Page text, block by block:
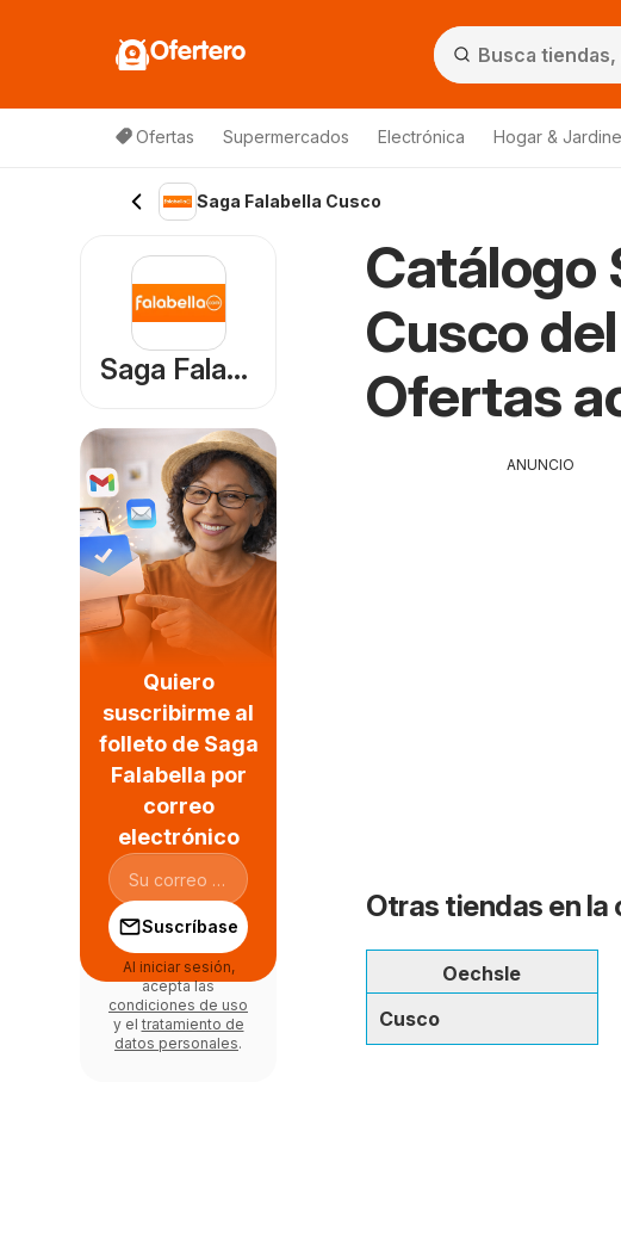
Ofertero
Ofertas Supermercados Electrónica Hogar &
Saga Falabella Cusco
Catálogo
Cusco
Ofertas
ANUNCIO
Otras tiendas en la
Oechsle
Cusco
Saga Falabella
Quiero
suscribirme al
folleto de Saga
Falabella por
correo
electrónico
Suscríbase
Al iniciar sesión,
acepta las
condiciones de uso
y el tratamiento de
datos personales.